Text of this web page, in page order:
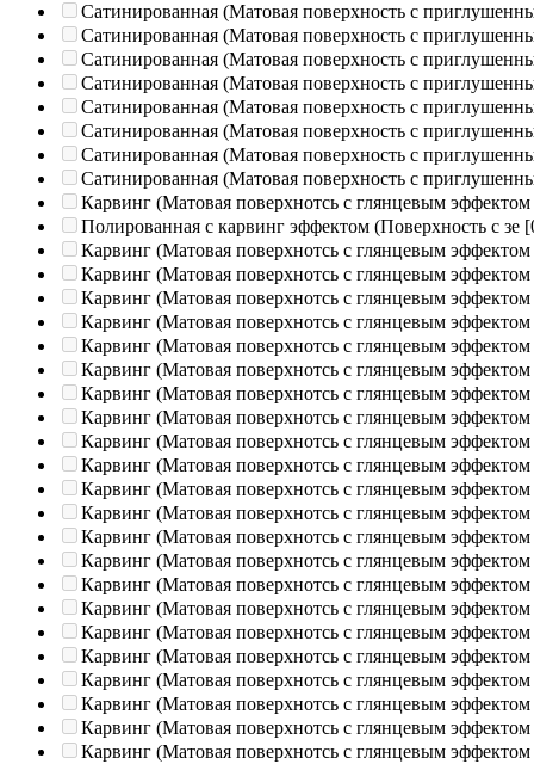
Сатинированная (Матовая поверхность с
Сатинированная (Матовая поверхность с
Сатинированная (Матовая поверхность с
Сатинированная (Матовая поверхность с
Сатинированная (Матовая поверхность с
Сатинированная (Матовая поверхность с
Сатинированная (Матовая поверхность с
Сатинированная (Матовая поверхность с
Карвинг (Матовая поверхнотсь с глянцевым эффектом
Полированная c карвинг эффектом (Поверхность с зе
Карвинг (Матовая поверхнотсь с глянцевым эффектом
Карвинг (Матовая поверхнотсь с глянцевым эффектом
Карвинг (Матовая поверхнотсь с глянцевым эффектом
Карвинг (Матовая поверхнотсь с глянцевым эффектом
Карвинг (Матовая поверхнотсь с глянцевым эффектом
Карвинг (Матовая поверхнотсь с глянцевым эффектом
Карвинг (Матовая поверхнотсь с глянцевым эффектом
Карвинг (Матовая поверхнотсь с глянцевым эффектом
Карвинг (Матовая поверхнотсь с глянцевым эффектом
Карвинг (Матовая поверхнотсь с глянцевым эффектом
Карвинг (Матовая поверхнотсь с глянцевым эффектом
Карвинг (Матовая поверхнотсь с глянцевым эффектом
Карвинг (Матовая поверхнотсь с глянцевым эффектом
Карвинг (Матовая поверхнотсь с глянцевым эффектом
Карвинг (Матовая поверхнотсь с глянцевым эффектом
Карвинг (Матовая поверхнотсь с глянцевым эффектом
Карвинг (Матовая поверхнотсь с глянцевым эффектом
Карвинг (Матовая поверхнотсь с глянцевым эффектом
Карвинг (Матовая поверхнотсь с глянцевым эффектом
Карвинг (Матовая поверхнотсь с глянцевым эффектом
Карвинг (Матовая поверхнотсь с глянцевым эффектом
Карвинг (Матовая поверхнотсь с глянцевым эффектом